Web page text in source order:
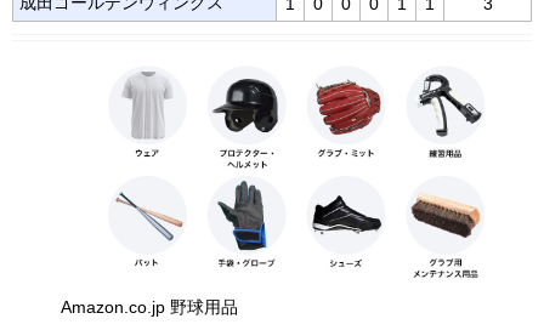
1 0 0 0 1 1 3
Amazon.co.jp 野球用品